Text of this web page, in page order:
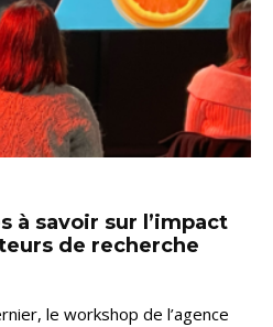
à savoir sur l’impact
de recherche
le workshop de l’agence